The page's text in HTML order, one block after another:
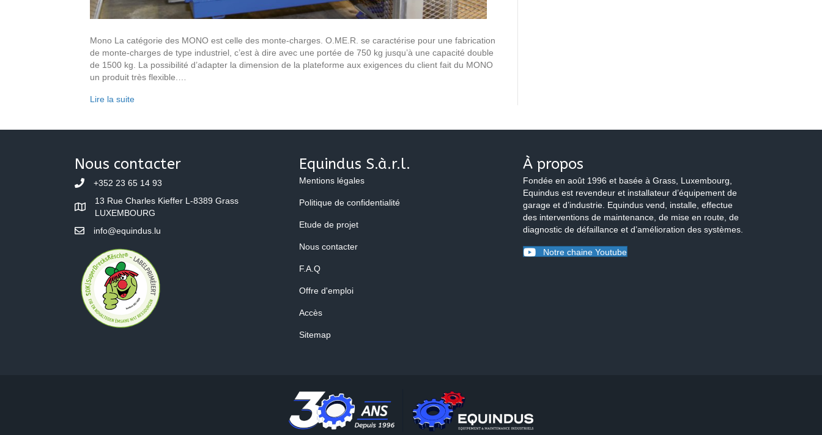
Mono La catégorie des MONO est celle des monte-charges. O.ME.R. se caractérise pour une fabrication
de monte-charges de type industriel, c’est à dire avec une portée de 750 kg jusqu’à une capacité double
de 1500 kg. La possibilité d’adapter la dimension de la plateforme aux exigences du client fait du MONO
un produit très flexible.…
Lire la suite
Nous contacter
+352 23 65 14 93
13 Rue Charles Kieffer L-8389 Grass
LUXEMBOURG
info@equindus.lu
Equindus S.à.r.l.
Mentions légales
Politique de confidentialité
Etude de projet
Nous contacter
F.A.Q
Offre d'emploi
Accès
Sitemap
À propos
Fondée en août 1996 et basée à Grass, Luxembourg,
Equindus est revendeur et installateur d’équipement de
garage et d’industrie. Equindus vend, installe, effectue
des interventions de maintenance, de mise en route, de
diagnostic de défaillance et d’amélioration des systèmes.
Notre chaine Youtube